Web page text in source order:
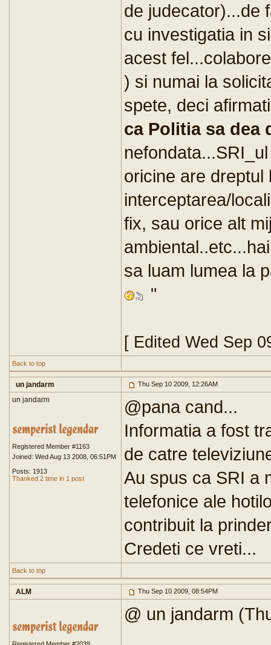
de judecator)...de
cu investigatia in
acest
) si numai la
spete, deci
ca Politia sa dea
oricine are dreptul
interceptarea/
fix, sau orice alt
sa luam lumea la
"
[ Edited Wed Sep
Back to top
un jandarm Thu Sep 10 2009, 12:26AM
un jandarm
Registered Member #1163
Joined: Wed Aug 13 2008, 06:51PM
Posts: 1913
Thanked 2 time in 1 post
@pana cand...
Informatia a fost
de catre
Au spus ca SRI a
telefonice ale
contribuit la
Credeti ce vreti...
Back to top
ALM Thu Sep 10 2009, 08:54PM
@ un jandarm